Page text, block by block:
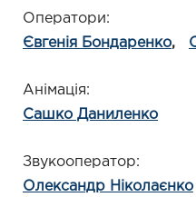
Оператори
Євгенія Бондаренко
Анімація
Сашко Даниленко
Звукооператор
Олександр Ніколаєнко